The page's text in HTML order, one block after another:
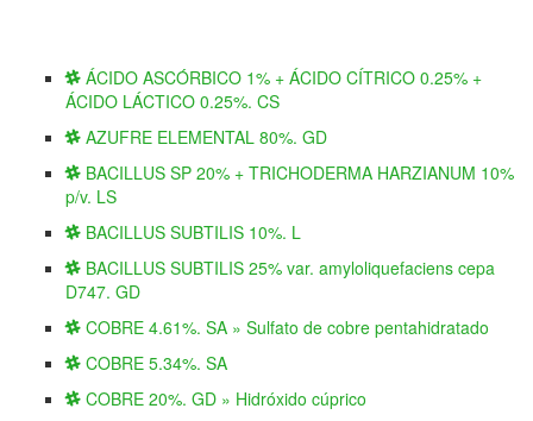
ÁCIDO ASCÓRBICO 1% + ÁCIDO CÍTRICO 0.25% +
ÁCIDO LÁCTICO 0.25%. CS
AZUFRE ELEMENTAL 80%. GD
BACILLUS SP 20% + TRICHODERMA HARZIANUM 10%
p/v. LS
BACILLUS SUBTILIS 10%. L
BACILLUS SUBTILIS 25% var. amyloliquefaciens cepa
D747. GD
COBRE 4.61%. SA » Sulfato de cobre pentahidratado
COBRE 5.34%. SA
COBRE 20%. GD » Hidróxido cúprico